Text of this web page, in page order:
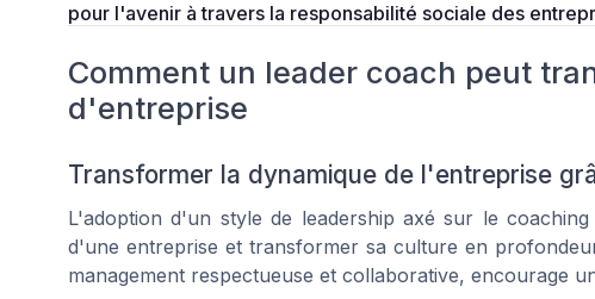
pour l'avenir à travers la responsabilité sociale des
Comment un leader coach peut
d'entreprise
Transformer la dynamique de l'entreprise
L'adoption d'un style de leadership axé sur le
d'une entreprise et transformer sa culture en
management respectueuse et collaborative, encourage